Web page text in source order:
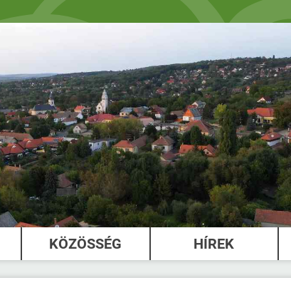
KÖZÖSSÉG HÍREK